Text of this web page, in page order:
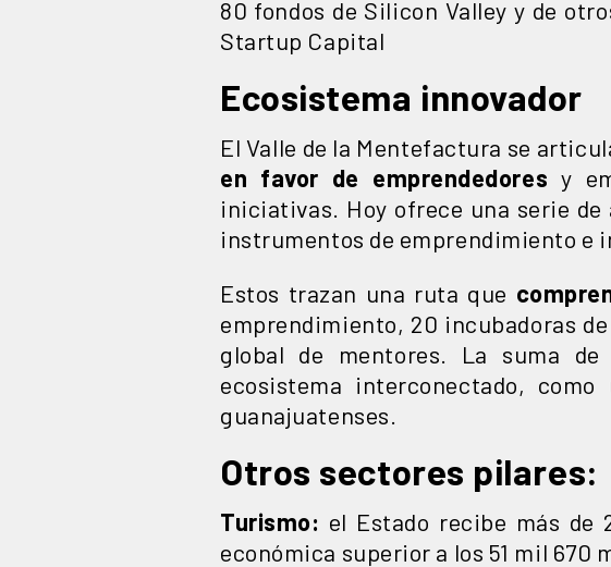
80 fondos de Silicon Valley y de
Startup Capital
Ecosistema innovador
El Valle de la Mentefactura se
en favor de emprendedores y
iniciativas. Hoy ofrece una serie de
instrumentos de emprendimiento e
Estos trazan una ruta que
emprendimiento, 20 incubadoras
global de mentores. La suma
ecosistema interconectado,
guanajuatenses.
Otros sectores pilares:
Turismo: el Estado recibe más de
económica superior a los 51 mil 670